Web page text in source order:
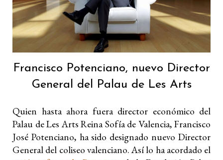
Francisco Potenciano, nuevo Director
General del Palau de Les Arts
Quien hasta ahora fuera director económico del
Palau de Les Arts Reina Sofía de Valencia, Francisco
José Potenciano, ha sido designado nuevo Director
General del coliseo valenciano. Así lo ha acordado el